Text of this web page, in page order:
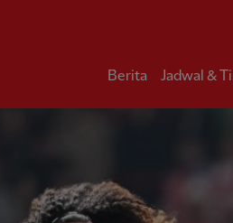
Berita Jadwal &